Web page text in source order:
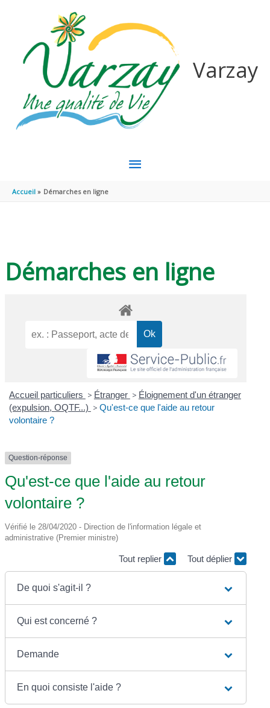
Varzay
MENU
Accueil Démarches en ligne
Démarches en ligne
Accueil particuliers > Étranger > Éloignement d'un étranger
(expulsion, OQTF...) > Qu'est-ce que l'aide au retour
volontaire ?
Question-réponse
Qu'est-ce que l'aide au retour
volontaire ?
Vérifié le 28/04/2020 - Direction de l'information légale et
administrative (Premier ministre)
Tout replier Tout déplier
De quoi s'agit-il ?
Qui est concerné ?
Demande
En quoi consiste l'aide ?